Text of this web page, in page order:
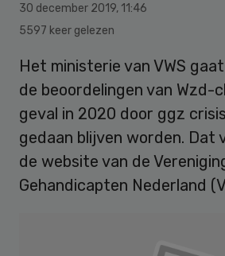
30 december 2019, 11:46
5597 keer gelezen
Het ministerie van VWS
de beoordelingen van Wzd-
geval in 2020 door ggz
gedaan blijven worden. Dat
de website van de
Gehandicapten Nederland